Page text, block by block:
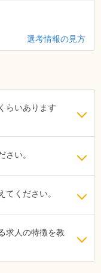
選考情報の見方
らいあります
い。
ください。
求人の特徴を教